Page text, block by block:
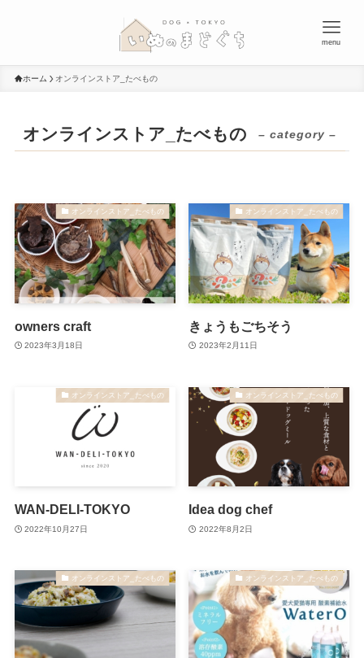
menu
ホーム オンラインストア_たべもの
オンラインストア_たべもの – category –
オンラインストア_たべもの
owners craft
2023年3月18日
オンラインストア_たべもの
きょうもごちそう
2023年2月11日
オンラインストア_たべもの
WAN-DELI-TOKYO
2022年10月27日
オンラインストア_たべもの
Idea dog chef
2022年8月2日
オンラインストア_たべもの オンラインストア_たべもの